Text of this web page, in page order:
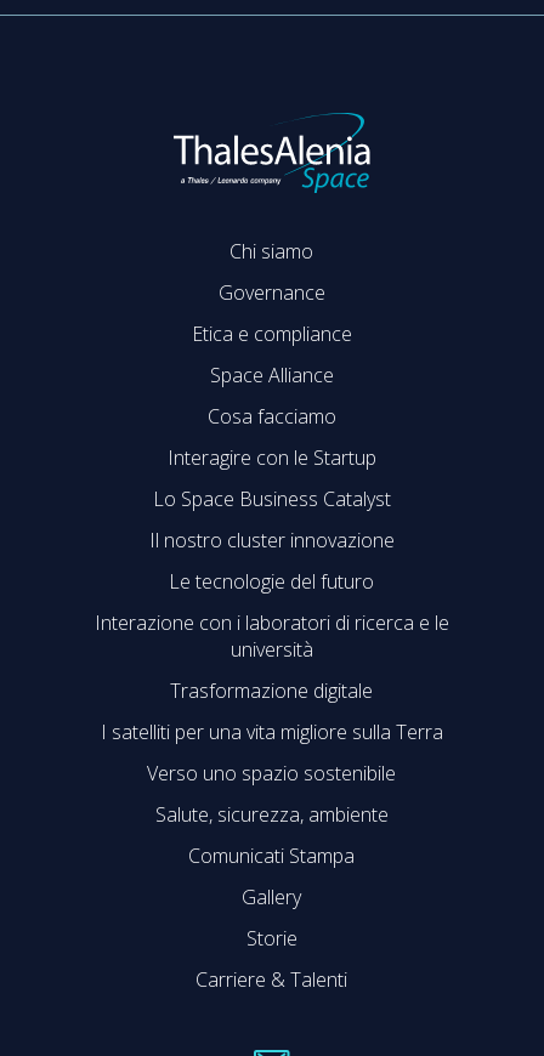
Chi siamo
Governance
Etica e compliance
Space Alliance
Cosa facciamo
Interagire con le Startup
Lo Space Business Catalyst
Il nostro cluster innovazione
Le tecnologie del futuro
Interazione con i laboratori di ricerca e le
università
Trasformazione digitale
I satelliti per una vita migliore sulla Terra
Verso uno spazio sostenibile
Salute, sicurezza, ambiente
Comunicati Stampa
Gallery
Storie
Carriere & Talenti